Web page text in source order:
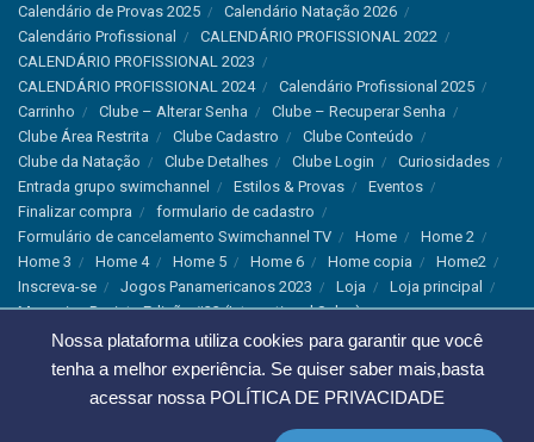
Nossa plataforma utiliza cookies para garantir que você
tenha a melhor experiência. Se quiser saber mais,basta
acessar nossa POLÍTICA DE PRIVACIDADE
Calendário de Provas 2025
Calendário Natação 2026
Calendário Profissional
CALENDÁRIO PROFISSIONAL 2022
CALENDÁRIO PROFISSIONAL 2023
CALENDÁRIO PROFISSIONAL 2024
Calendário Profissional 2025
Carrinho
Clube – Alterar Senha
Clube – Recuperar Senha
Clube Área Restrita
Clube Cadastro
Clube Conteúdo
Clube da Natação
Clube Detalhes Clube Login
Curiosidades
Entrada grupo swimchannel
Estilos & Provas
Eventos
Finalizar compra
formulario de cadastro
Formulário de cancelamento Swimchannel TV
Home
Home 2
Home 3
Home 4 Home 5 Home 6 Home copia
Home2
Inscreva-se
Jogos Panamericanos 2023 Loja
Loja principal
Magazine Revista Edição #33 (International Sales)
Magazine Swimchannel (International Sale)
Marcas
Minha conta
Newsletter Notícias
Notícias Instagram
Política de Cancelamento
Saúde